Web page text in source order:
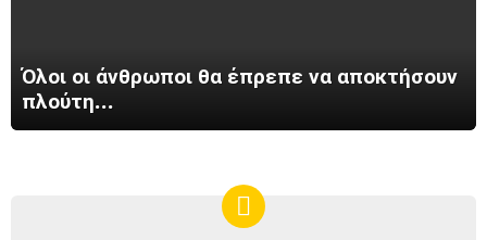
Όλοι οι άνθρωποι θα έπρεπε να αποκτήσουν
πλούτη…